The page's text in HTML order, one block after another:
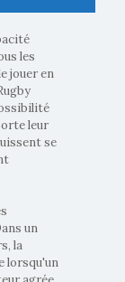
les
jouer en
leur
se
un
la
lorsqu'un